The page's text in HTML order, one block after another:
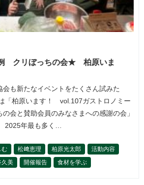
クリぼっちの会★ 柏原いま
会も新たなイベントをたくさん試みた
「柏原います！ vol.107ガストロノミー
会と賛助会員のみなさまへの感謝の会」
2025年最も多く…
む 松﨑恵理 柏原光太郎
活動内容
久美 開催報告 食材を学ぶ